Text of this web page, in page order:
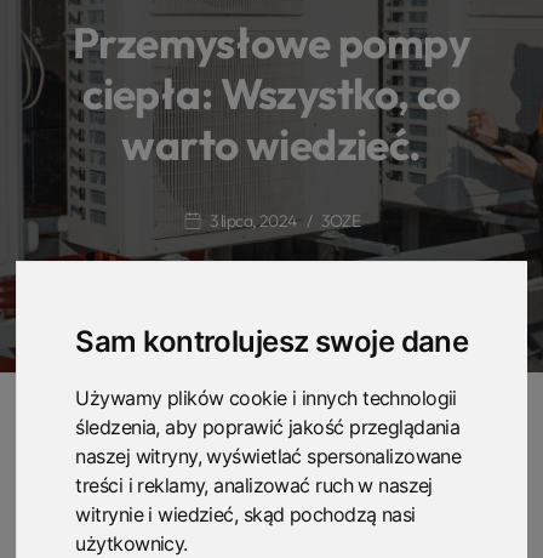
Sam kontrolujesz swoje dane
Używamy plików cookie i innych technologii
śledzenia, aby poprawić jakość przeglądania
naszej witryny, wyświetlać spersonalizowane
treści i reklamy, analizować ruch w naszej
witrynie i wiedzieć, skąd pochodzą nasi
użytkownicy.
Przemysłowe pompy
ciepła: Wszystko, co
warto wiedzieć.
3 lipca, 2024 3OZE
Czy zastanawiałeś się, jak Twoje przedsiębiorstwo
może zredukować koszty energii i jednocześnie
przyczynić się do ochrony środowiska? Przemysłowe